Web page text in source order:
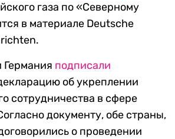
газа по «Северному
в материале Deutsche
Германия подписали
об укреплении
сотрудничества в сфере
документу, обе страны,
о проведении